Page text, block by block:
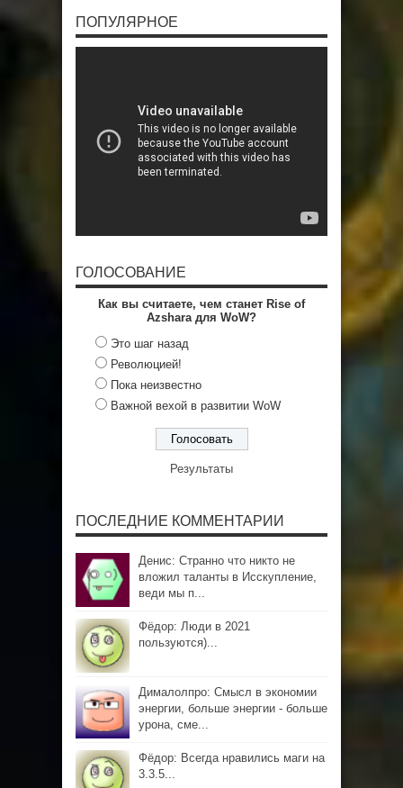
ПОПУЛЯРНОЕ
ГОЛОСОВАНИЕ
Как вы считаете, чем станет Rise of
Azshara для WoW?
Это шаг назад
Революцией!
Пока неизвестно
Важной вехой в развитии WoW
Результаты
ПОСЛЕДНИЕ КОММЕНТАРИИ
Денис: Странно что никто не
вложил таланты в Исскупление,
веди мы п...
Фёдор: Люди в 2021
пользуются)...
Дималолпро: Смысл в экономии
энергии, больше энергии - больше
урона, сме...
Фёдор: Всегда нравились маги на
3.3.5...